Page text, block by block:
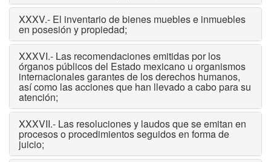
XXXV.- El inventario de bienes muebles e inmuebles
en posesión y propiedad;
XXXVI.- Las recomendaciones emitidas por los
órganos públicos del Estado mexicano u organismos
internacionales garantes de los derechos humanos,
así como las acciones que han llevado a cabo para su
atención;
XXXVII.- Las resoluciones y laudos que se emitan en
procesos o procedimientos seguidos en forma de
juicio;